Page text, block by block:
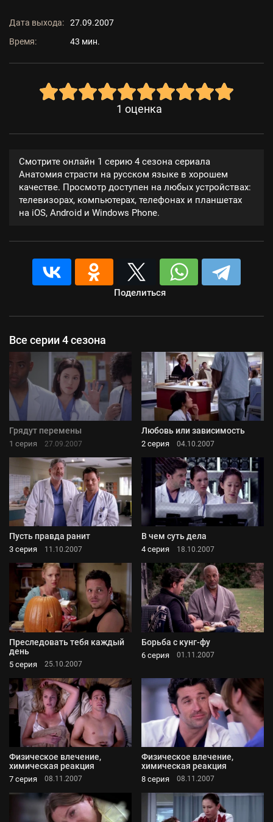
Дата выхода:
27.09.2007
Время:
43 мин.
1 оценка
Смотрите онлайн 1 серию 4 сезона сериала
Анатомия страсти на русском языке в хорошем
качестве. Просмотр доступен на любых устройствах:
телевизорах, компьютерах, телефонах и планшетах
на iOS, Android и Windows Phone.
Поделиться
Все серии 4 сезона
Грядут перемены
1 серия 27.09.2007
Любовь или зависимость
2 серия 04.10.2007
Пусть правда ранит
3 серия 11.10.2007
В чем суть дела
4 серия 18.10.2007
Преследовать тебя каждый
день
5 серия 25.10.2007
Борьба с кунг-фу
6 серия 01.11.2007
Физическое влечение,
химическая реакция
7 серия 08.11.2007
Физическое влечение,
химическая реакция
8 серия 08.11.2007